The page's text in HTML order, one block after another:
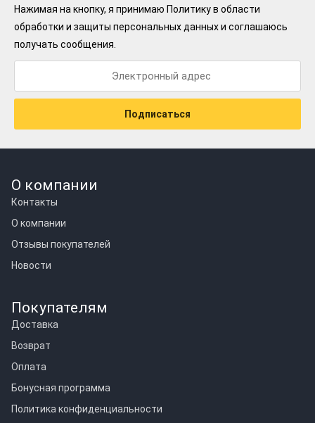
Нажимая на кнопку, я принимаю Политику в области
обработки и защиты персональных данныхи соглашаюсь
получать сообщения.
Подписаться
О компании
Контакты
О компании
Отзывы покупателей
Новости
Покупателям
Доставка
Возврат
Оплата
Бонусная программа
Политика конфиденциальности